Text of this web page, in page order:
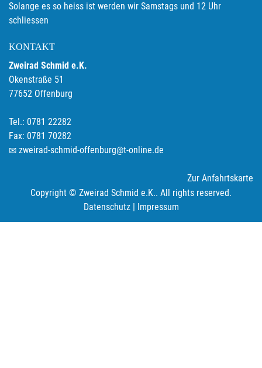
Solange es so heiss ist werden wir Samstags und 12 Uhr
schliessen
KONTAKT
Zweirad Schmid e.K.
Okenstraße 51
77652 Offenburg
Tel.: 0781 22282
Fax: 0781 70282
zweirad-schmid-offenburg@t-online.de
Zur Anfahrtskarte
Copyright © Zweirad Schmid e.K.. All rights reserved.
Datenschutz| Impressum